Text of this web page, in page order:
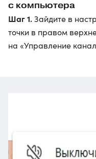
с компьютера
Шаг 1.Зайдите в
точки в правом
на «Управление